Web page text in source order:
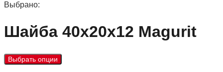
Выбрано:
Шайба 40х20х12 Magurit
Выбрать опции